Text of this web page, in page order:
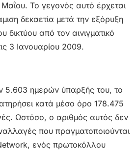
Το γεγονός αυτό έρχεται
δεκαετία μετά την εξόρυξη
δικτύου από τον αινιγματικό
3 Ιανουαρίου 2009.
5.603 ημερών ύπαρξής του, το
κατά μέσο όρο 178.475
Ωστόσο, ο αριθμός αυτός δεν
που πραγματοποιούνται
ενός πρωτοκόλλου